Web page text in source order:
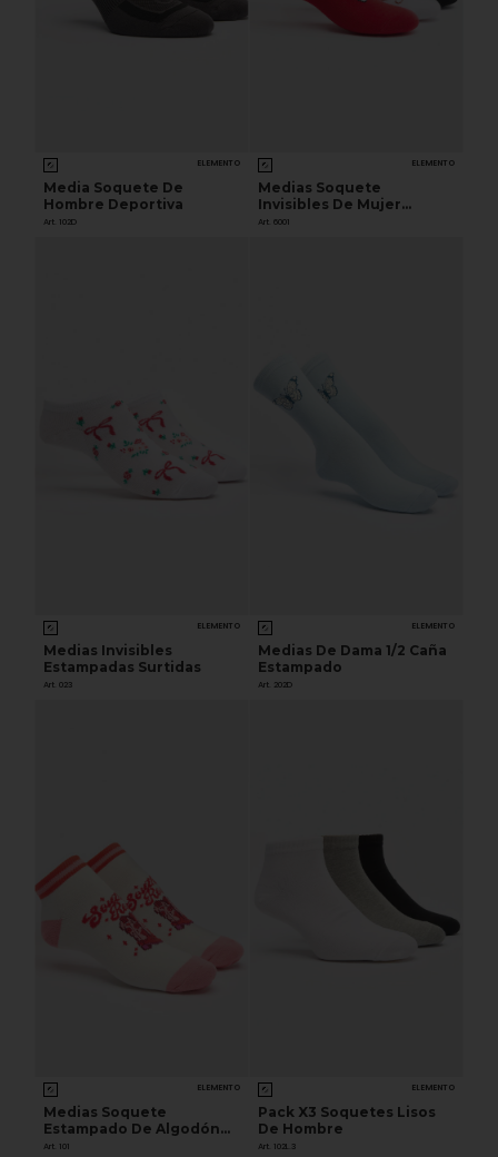
ELEMENTO
Media Soquete De
Hombre Deportiva
Art. 102D
ELEMENTO
Medias Soquete
Invisibles De Mujer
Estampado HELLO KITTY
Art. 6001
ELEMENTO
Medias Invisibles
Estampadas Surtidas
Art. 023
ELEMENTO
Medias De Dama 1/2 Caña
Estampado
Art. 202D
ELEMENTO
Medias Soquete
Estampado De Algodón
Mujer
Art. 101
ELEMENTO
Pack X3 Soquetes Lisos
De Hombre
Art. 102L.3